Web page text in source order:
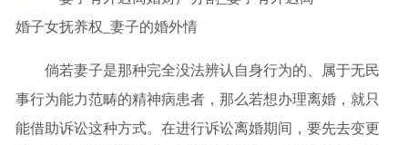
倘若妻子是那种完全没法辨认自身行为的、属于无民
事行为能力范畴的精神病患者，那么若想办理离婚，就只
能借助诉讼这种方式。在进行诉讼离婚期间，要先去变更